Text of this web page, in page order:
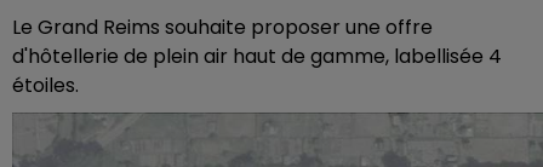
Le Grand Reims souhaite proposer une offre
d'hôtellerie de plein air haut de gamme, labellisée 4
étoiles.